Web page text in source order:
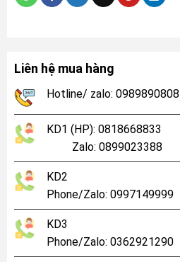
Liên hệ mua hàng
Hotline/ zalo: 0989890808
KD1 (HP): 0818668833
Zalo: 0899023388
KD2
Phone/Zalo: 0997149999
KD3
Phone/Zalo: 0362921290